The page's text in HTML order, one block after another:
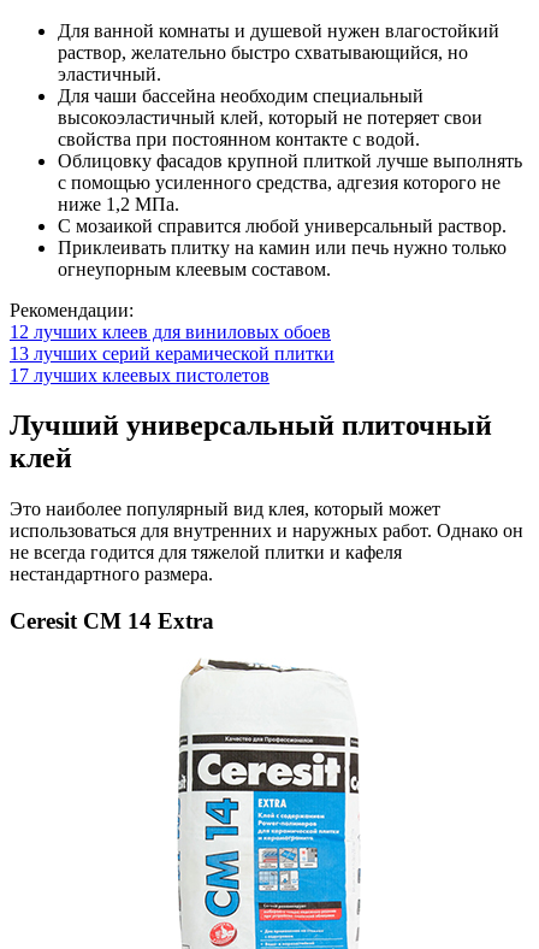
Для ванной комнаты и душевой нужен влагостойкий
раствор, желательно быстро схватывающийся, но
эластичный.
Для чаши бассейна необходим специальный
высокоэластичный клей, который не потеряет свои
свойства при постоянном контакте с водой.
Облицовку фасадов крупной плиткой лучше выполнять
с помощью усиленного средства, адгезия которого не
ниже 1,2 МПа.
С мозаикой справится любой универсальный раствор.
Приклеивать плитку на камин или печь нужно только
огнеупорным клеевым составом.
Рекомендации:
12 лучших клеев для виниловых обоев
13 лучших серий керамической плитки
17 лучших клеевых пистолетов
Лучший универсальный плиточный
клей
Это наиболее популярный вид клея, который может
использоваться для внутренних и наружных работ. Однако он
не всегда годится для тяжелой плитки и кафеля
нестандартного размера.
Ceresit СМ 14 Extra